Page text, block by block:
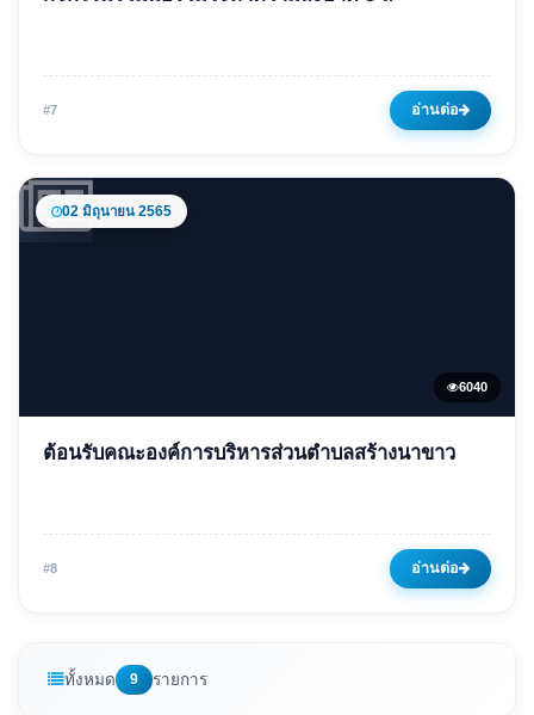
สะอาด 5 ส
14 มิถุนายน 2566
#7 อ่านต่อ
02 มิถุนายน 2565
6040
ตำบลสร้างนาขาว
02 มิถุนายน 2565
ต้อนรับคณะองค์การบริหารส่วนตำบลสร้างนาขาว
#8 อ่านต่อ
ทั้งหมด 9 รายการ